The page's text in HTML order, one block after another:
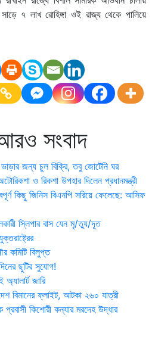
৭ লাখ রোহিঙ্গা ওই রাজ্য থেকে পালিয়ে
সংবাদ
জন্য চুল বিক্রি, তবু জোটেনি ঘর
ও রিকশা উপহার দিলেন প্রধানমন্ত্রী
কিছু জিনিস বিএনপি সরিয়ে ফেলেছে: আসিফ
স্লিপার বাস যেন মৃ/ত্যু/দূত
কমিটি বিলুপ্ত
ছুটির সুযোগ!
জারি
বিমানের ফ্লাইট, আটকা ২৬০ যাত্রী
প্রবাসী কিশোরী কন্যার মরদেহ উদ্ধার